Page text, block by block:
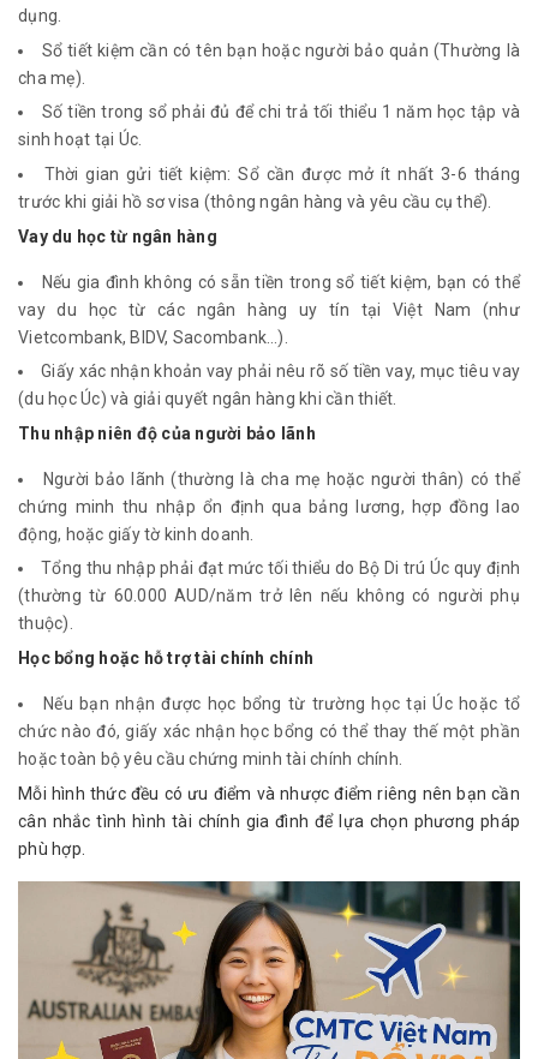
dụng.
Sổ tiết kiệm cần có tên bạn hoặc người bảo quản (Thường là
cha mẹ).
Số tiền trong sổ phải đủ để chi trả tối thiểu 1 năm học tập và
sinh hoạt tại Úc.
Thời gian gửi tiết kiệm: Sổ cần được mở ít nhất 3-6 tháng
trước khi giải hồ sơ visa (thông ngân hàng và yêu cầu cụ thể).
Vay du học từ ngân hàng
Nếu gia đình không có sẵn tiền trong sổ tiết kiệm, bạn có thể
vay du học từ các ngân hàng uy tín tại Việt Nam (như
Vietcombank, BIDV, Sacombank…).
Giấy xác nhận khoản vay phải nêu rõ số tiền vay, mục tiêu vay
(du học Úc) và giải quyết ngân hàng khi cần thiết.
Thu nhập niên độ của người bảo lãnh
Người bảo lãnh (thường là cha mẹ hoặc người thân) có thể
chứng minh thu nhập ổn định qua bảng lương, hợp đồng lao
động, hoặc giấy tờ kinh doanh.
Tổng thu nhập phải đạt mức tối thiểu do Bộ Di trú Úc quy định
(thường từ 60.000 AUD/năm trở lên nếu không có người phụ
thuộc).
Học bổng hoặc hỗ trợ tài chính chính
Nếu bạn nhận được học bổng từ trường học tại Úc hoặc tổ
chức nào đó, giấy xác nhận học bổng có thể thay thế một phần
hoặc toàn bộ yêu cầu chứng minh tài chính chính.
Mỗi hình thức đều có ưu điểm và nhược điểm riêng nên bạn cần
cân nhắc tình hình tài chính gia đình để lựa chọn phương pháp
phù hợp.